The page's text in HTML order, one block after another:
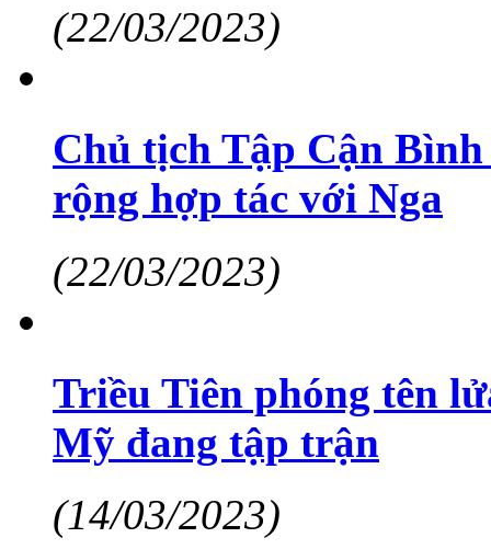
(22/03/2023)
Chủ tịch Tập Cận
rộng hợp tác với Nga
(22/03/2023)
Triều Tiên phóng tên
Mỹ đang tập trận
(14/03/2023)